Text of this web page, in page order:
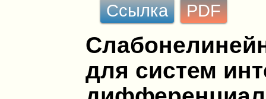
Ссылка PDF
для систем